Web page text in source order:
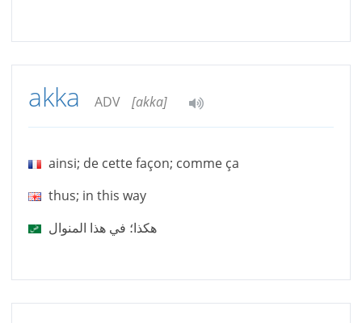
akka ADV [akka]
ainsi; de cette façon; comme ça
thus; in this way
هكذا؛ في هذا المنوال